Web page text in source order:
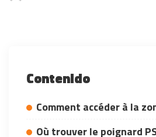
Contenido
Comment accéder à la
Où trouver le poignard